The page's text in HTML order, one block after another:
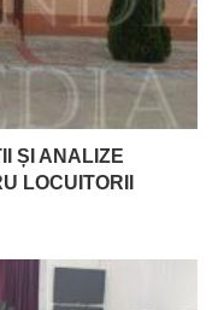
ȘI ANALIZE
LOCUITORII